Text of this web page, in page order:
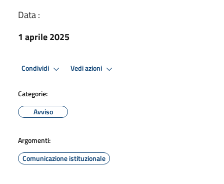
Data :
1 aprile 2025
Condividi Vedi azioni
Categorie:
Avviso
Argomenti:
Comunicazione istituzionale